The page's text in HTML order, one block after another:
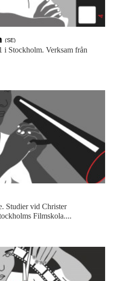
(SE)
i Stockholm. Verksam från
Studier vid Christer
Filmskola....